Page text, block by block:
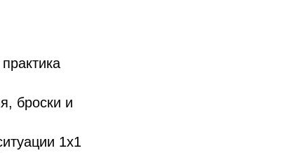
броски и
1х1